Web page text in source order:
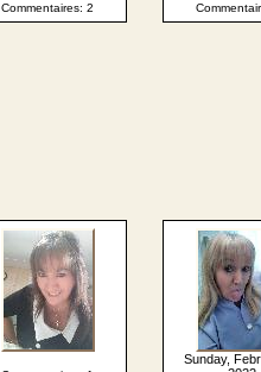
Commentaires: 2
Sunday,